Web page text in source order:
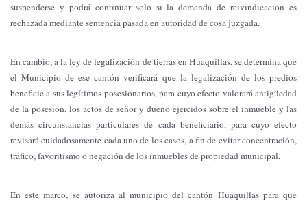
suspenderse y podrá continuar solo si la demanda de reivindicación es
rechazada mediante sentencia pasada en autoridad de cosa juzgada.
En cambio, a la ley de legalización de tierras en Huaquillas, se determina que
el Municipio de ese cantón verificará que la legalización de los predios
beneficie a sus legítimos posesionarios, para cuyo efecto valorará antigüedad
de la posesión, los actos de señor y dueño ejercidos sobre el inmueble y las
demás circunstancias particulares de cada beneficiario, para cuyo efecto
revisará cuidadosamente cada uno de los casos, a fin de evitar concentración,
tráfico, favoritismo o negación de los inmuebles de propiedad municipal.
En este marco, se autoriza al municipio del cantón Huaquillas para que